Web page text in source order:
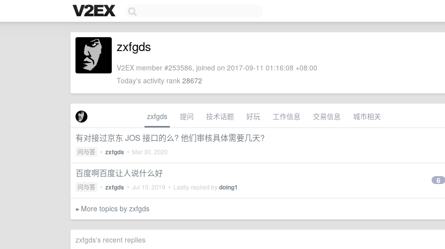
zxfgds
V2EX member #253586, joined on 2017-09-11 01:16:08 +08:00
Today's activity rank 28672
zxfgds 提问 技术话题 好玩 工作信息 交易信息 城市相关
有对接过京东 JOS 接口的么? 他们审核具体需要几天?
问与答 • zxfgds • Mar 30, 2020
百度啊百度让人说什么好
问与答 • zxfgds • Jul 10, 2019 • Lastly replied bydoing1
6
» More topics by zxfgds
zxfgds's recent replies